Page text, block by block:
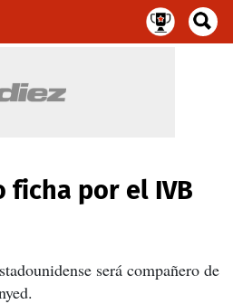
ficha por el IVB
será compañero de